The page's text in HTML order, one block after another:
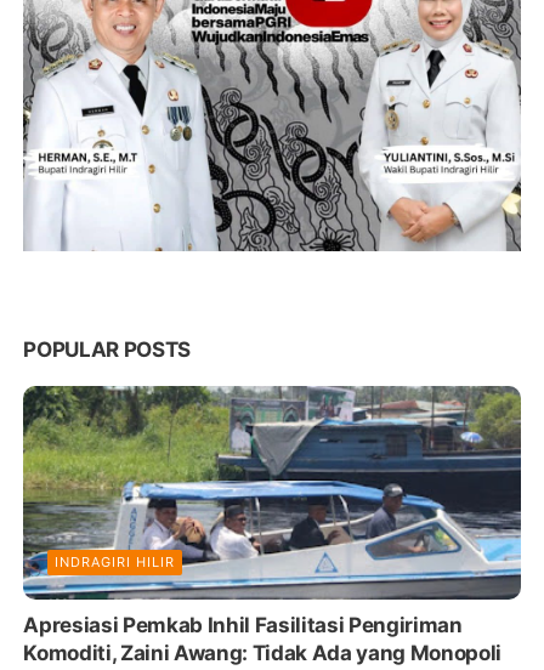
POPULAR POSTS
INDRAGIRI HILIR
Apresiasi Pemkab Inhil Fasilitasi Pengiriman
Komoditi, Zaini Awang: Tidak Ada yang Monopoli